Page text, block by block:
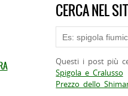
CERCA NEL
Questi i post più
Spigola e Cralusso
Prezzo dello